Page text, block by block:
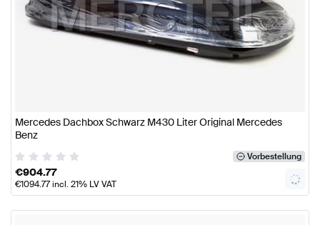
Mercedes Dachbox Schwarz M430 Liter Original Mercedes
Benz
Vorbestellung
€904.77
€1094.77incl. 21% LV VAT